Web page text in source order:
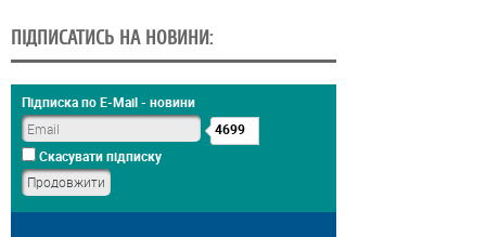
ПІДПИСАТИСЬ НА НОВИНИ:
Підписка по E-Mail - новини
4699
Скасувати підписку